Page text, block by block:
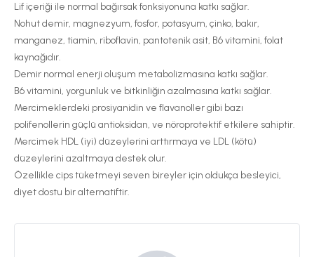
Lif içeriği ile normal bağırsak fonksiyonuna katkı sağlar.
Nohutdemir, magnezyum, fosfor, potasyum, çinko, bakır,
manganez, tiamin, riboflavin, pantotenik asit, B6 vitamini, folat
kaynağıdır.
Demir normal enerji oluşum metabolizmasına katkı sağlar.
B6 vitamini, yorgunluk ve bitkinliğin azalmasına katkı sağlar.
Mercimeklerdeki prosiyanidin ve flavanoller gibi bazı
polifenollerin güçlü antioksidan, ve nöroprotektif etkilere sahiptir.
Mercimek HDL (iyi) düzeylerini arttırmaya ve LDL (kötü)
düzeylerini azaltmaya destek olur.
Özellikle cips tüketmeyi seven bireyler için oldukça besleyici,
diyet dostu bir alternatiftir.